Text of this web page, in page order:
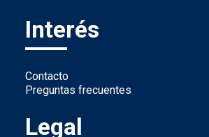
Interés
Contacto
Preguntas frecuentes
Legal